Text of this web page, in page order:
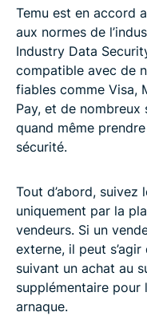
Temu est en accord
aux normes de
Industry Data
compatible avec de
fiables comme Visa,
Pay, et de
quand même
sécurité.
Tout d’abord, suivez
uniquement par la
vendeurs. Si un
externe, il peut s’agir
suivant un achat au
supplémentaire pour
arnaque.